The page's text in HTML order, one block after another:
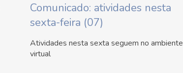
Comunicado: atividades nesta
sexta-feira (07)
Atividades nesta sexta seguem no ambiente
virtual